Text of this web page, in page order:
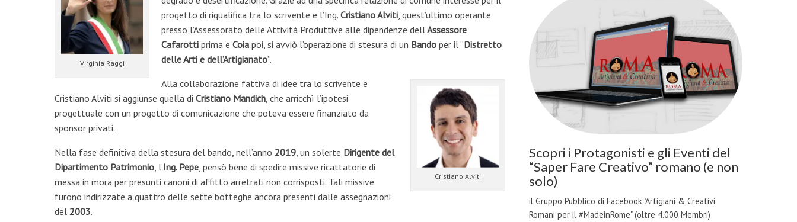
Virginia Raggi
progetto di riqualifica tra lo scrivente e l’Ing. Cristiano Alviti, quest’ultimo operante
presso l’Assessorato delle Attività Produttive alle dipendenze dell’Assessore
Cafarotti prima e Coia poi, si avviò l’operazione di stesura di un Bando per il “Distretto
delle Arti e dell’Artigianato”.
Cristiano Alviti
Alla collaborazione fattiva di idee tra lo scrivente e
Cristiano Alviti si aggiunse quella di Cristiano Mandich, che arricchì l’ipotesi
progettuale con un progetto di comunicazione che poteva essere finanziato da
sponsor privati.
Nella fase definitiva della stesura del bando, nell’anno 2019, un solerte Dirigente del
Dipartimento Patrimonio, l’Ing. Pepe, pensò bene di spedire missive ricattatorie di
messa in mora per presunti canoni di affitto arretrati non corrisposti. Tali missive
furono indirizzate a quattro delle sette botteghe ancora presenti dalle assegnazioni
del 2003.
Scopri i Protagonisti e gli Eventi del
“Saper Fare Creativo” romano (e non
solo)
il Gruppo Pubblico di Facebook "Artigiani & Creativi
Romani per il #MadeinRome" (oltre 4.000 Membri)